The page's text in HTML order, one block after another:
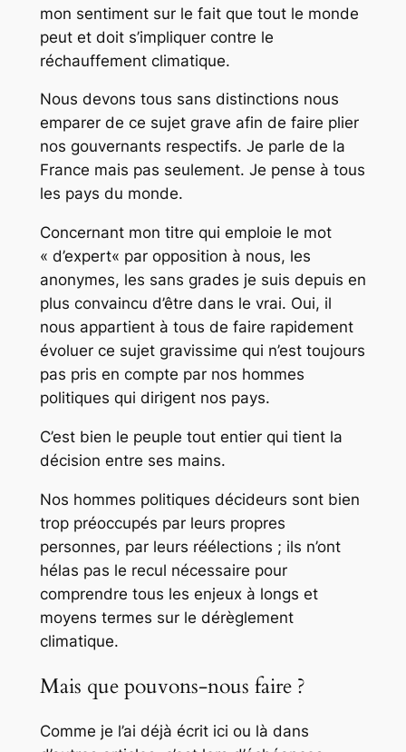
mon sentiment sur le fait que tout le monde
peut et doit s’impliquer contre le
réchauffement climatique.
Nous devons tous sans distinctions nous
emparer de ce sujet grave afin de faire plier
nos gouvernants respectifs. Je parle de la
France mais pas seulement. Je pense à tous
les pays du monde.
Concernant mon titre qui emploie le mot
« d’expert« par opposition à nous, les
anonymes, les sans grades je suis depuis en
plus convaincu d’être dans le vrai. Oui, il
nous appartient à tous de faire rapidement
évoluer ce sujet gravissime qui n’est toujours
pas pris en compte par nos hommes
politiques qui dirigent nos pays.
C’est bien le peuple tout entier qui tient la
décision entre ses mains.
Nos hommes politiques décideurs sont bien
trop préoccupés par leurs propres
personnes, par leurs réélections ; ils n’ont
hélas pas le recul nécessaire pour
comprendre tous les enjeux à longs et
moyens termes sur le dérèglement
climatique.
Mais que pouvons-nous faire ?
Comme je l’ai déjà écrit ici ou là dans